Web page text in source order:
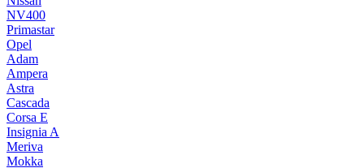
NV400
Primastar
Opel
Adam
Ampera
Astra
Cascada
Corsa E
Insignia A
Meriva
Mokka